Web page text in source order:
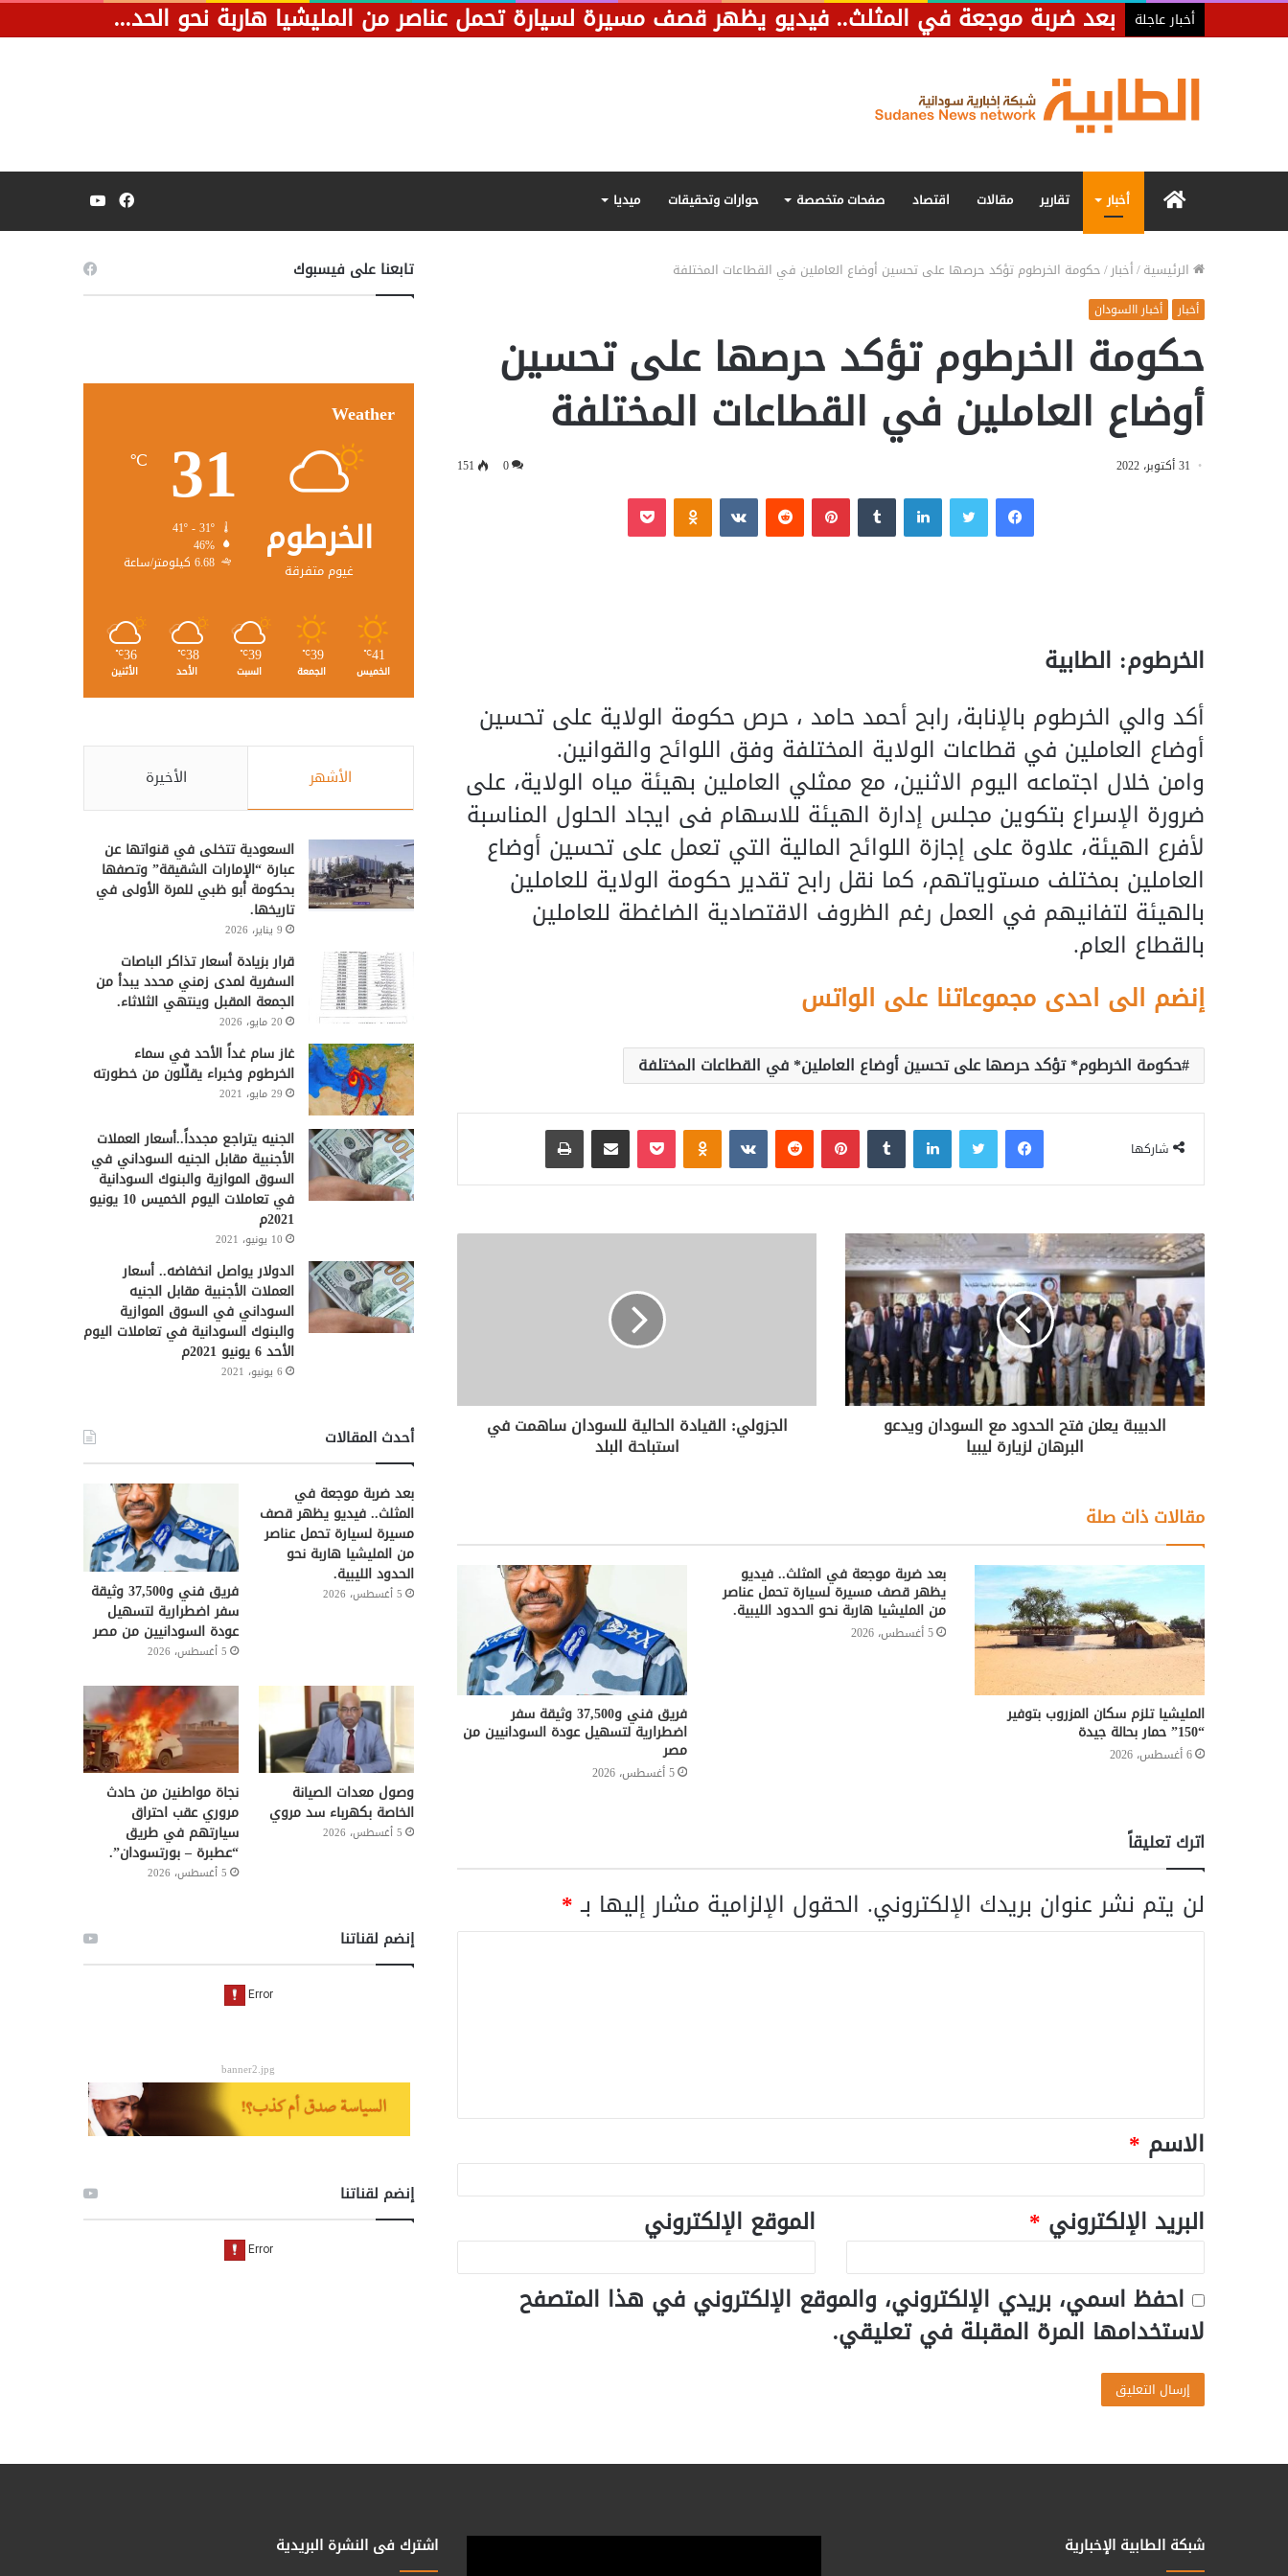
أخبار عاجلة بعد ضربة موجعة في المثلث.. فيديو يظهر قصف مسيرة لسيارة تحمل عناصر من المليشيا هاربة نحو الحدود الليبية.
الرئيسيةأخبار تقارير مقالات اقتصاد صفحات متخصصة حوارات وتحقيقات ميديا فيسبوك
الرئيسية/أخبار/حكومة الخرطوم تؤكد حرصها على تحسين أوضاع العاملين في القطاعات المختلفة
أخبار أخبار االسودان
حكومة الخرطوم تؤكد حرصها على تحسين
أوضاع العاملين في القطاعات المختلفة
31 أكتوبر، 2022 0
151
فيسبوك لينكدإن بينتيريست
الخرطوم: الطابية
أكد والي الخرطوم بالإنابة، رابح أحمد حامد ، حرص حكومة الولاية على تحسين
أوضاع العاملين في قطاعات الولاية المختلفة وفق اللوائح والقوانين.
وامن خلال اجتماعه اليوم الاثنين، مع ممثلي العاملين بهيئة مياه الولاية، على
ضرورة الإسراع بتكوين مجلس إدارة الهيئة للاسهام فى ايجاد الحلول المناسبة
لأفرع الهيئة، علاوة على إجازة اللوائح المالية التي تعمل على تحسين أوضاع
العاملين بمختلف مستوياتهم، كما نقل رابح تقدير حكومة الولاية للعاملين
بالهيئة لتفانيهم في العمل رغم الظروف الاقتصادية الضاغطة للعاملين
بالقطاع العام.
إنضم الى احدى مجموعاتنا على الواتس
حكومة الخرطوم* تؤكد حرصها على تحسين أوضاع العاملين* في القطاعات المختلفة
شاركها
فيسبوك لينكدإن بينتيريست بوكيت
الدبيبة يعلن فتح الحدود مع السودان ويدعو
البرهان لزيارة ليبيا
الجزولي: القيادة الحالية للسودان ساهمت في
استباحة البلد
مقالات ذات صلة
المليشيا تلزم سكان المزروب بتوفير
“150” حمار بحالة جيدة
6 أغسطس، 2026
بعد ضربة موجعة في المثلث.. فيديو
يظهر قصف مسيرة لسيارة تحمل عناصر
من المليشيا هاربة نحو الحدود الليبية.
5 أغسطس، 2026
فريق فني و37,500 وثيقة سفر
اضطرارية لتسهيل عودة السودانيين من
مصر
5 أغسطس، 2026
اترك تعليقاً
لن يتم نشر عنوان بريدك الإلكتروني. الحقول الإلزامية مشار إليها بـ*
الاسم *
البريد الإلكتروني *
الموقع الإلكتروني
احفظ اسمي، بريدي الإلكتروني، والموقع الإلكتروني في هذا المتصفح
لاستخدامها المرة المقبلة في تعليقي.
تابعنا على فيسبوك
Weather
الخرطوم
غيوم متفرقة
31
℃
46%
6.68 كيلومتر/ساعة
41
℃
الخميس
39
℃
الجمعة
39
℃
السبت
38
℃
الأحد
36
℃
الأثنين
الأشهر الأخيرة
السعودية تتخلى في قنواتها عن
عبارة “الإمارات الشقيقة” وتصفها
بحكومة أبو ظبي للمرة الأولى في
تاريخها.
9 يناير، 2026
قرار بزيادة أسعار تذاكر الباصات
السفرية لمدى زمني محدد يبدأ من
الجمعة المقبل وينتهي الثلاثاء.
20 مايو، 2026
غاز سام غداً الأحد في سماء
الخرطوم وخبراء يقلِّلون من خطورته
29 مايو، 2021
الجنيه يتراجع مجدداً..أسعار العملات
الأجنبية مقابل الجنيه السوداني في
السوق الموازية والبنوك السودانية
في تعاملات اليوم الخميس 10 يونيو
2021م
10 يونيو، 2021
الدولار يواصل انخفاضه.. أسعار
العملات الأجنبية مقابل الجنيه
السوداني في السوق الموازية
والبنوك السودانية في تعاملات اليوم
الأحد 6 يونيو 2021م
6 يونيو، 2021
أحدث المقالات
بعد ضربة موجعة في
المثلث.. فيديو يظهر قصف
مسيرة لسيارة تحمل عناصر
من المليشيا هاربة نحو
الحدود الليبية.
5 أغسطس، 2026 فريق فني و37,500 وثيقة
سفر اضطرارية لتسهيل
عودة السودانيين من مصر
5 أغسطس، 2026
وصول معدات الصيانة
الخاصة بكهرباء سد مروي
5 أغسطس، 2026
نجاة مواطنين من حادث
مروري عقب احتراق
سيارتهم في طريق
“عطبرة – بورتسودان”.
5 أغسطس، 2026
إنضم لقناتنا
banner2.jpg
إنضم لقناتنا
شبكة الطابية الإخبارية اشترك فى النشرة البريدية